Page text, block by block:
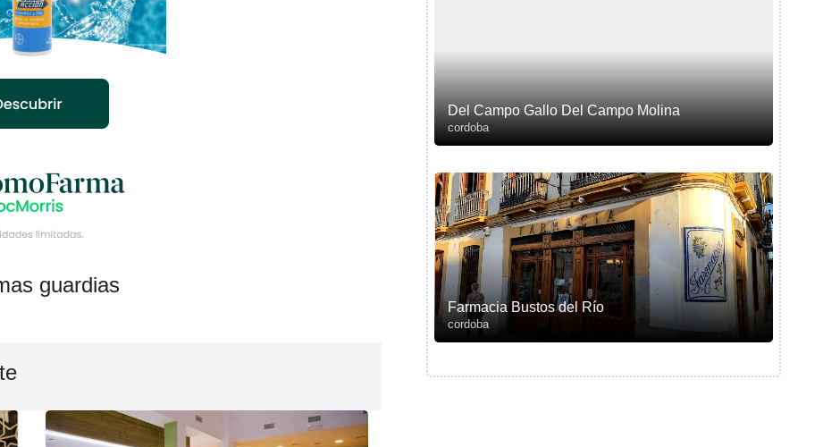
guardias
Del Campo Gallo Del Campo Molina
cordoba
Farmacia Bustos del Río
cordoba